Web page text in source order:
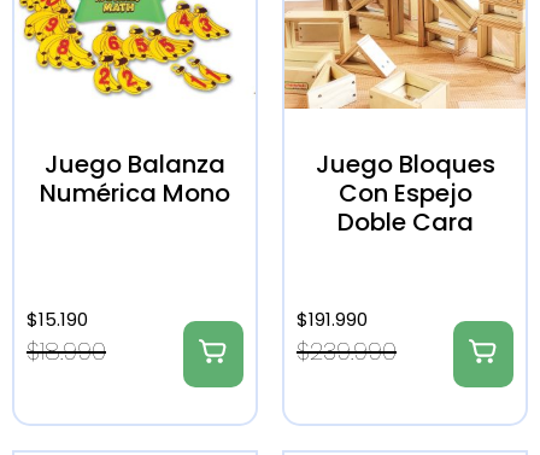
Juego Balanza
Numérica Mono
$18.990
$15.190
Juego Bloques
Con Espejo
Doble Cara
$239.990
$191.990